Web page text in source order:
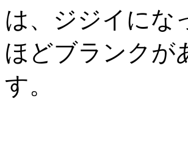
は、ジジイにな
ほどブランクが
す。